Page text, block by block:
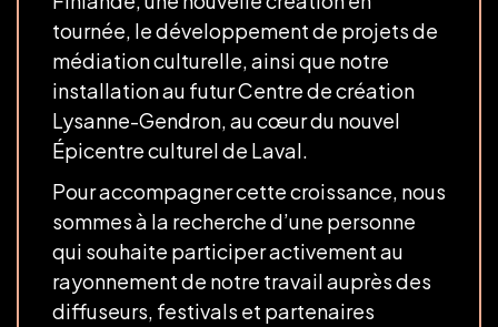
tournée, le développement de projets de
médiation culturelle, ainsi que notre
installation au futur Centre de création
Lysanne-Gendron, au cœur du nouvel
Épicentre culturel de Laval.
Pour accompagner cette croissance, nous
sommes à la recherche d’une personne
qui souhaite participer activement au
rayonnement de notre travail auprès des
diffuseurs, festivals et partenaires